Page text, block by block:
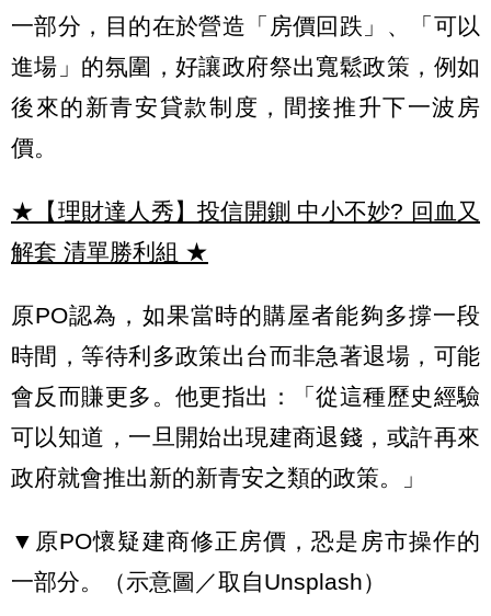
一部分，目的在於營造「房價回跌」、「可以
進場」的氛圍，好讓政府祭出寬鬆政策，例如
後來的新青安貸款制度，間接推升下一波房
價。
★【理財達人秀】投信開鍘 中小不妙? 回血又
解套 清單勝利組 ★
原PO認為，如果當時的購屋者能夠多撐一段
時間，等待利多政策出台而非急著退場，可能
會反而賺更多。他更指出：「從這種歷史經驗
可以知道，一旦開始出現建商退錢，或許再來
政府就會推出新的新青安之類的政策。」
▼原PO懷疑建商修正房價，恐是房市操作的
一部分。（示意圖／取自Unsplash）